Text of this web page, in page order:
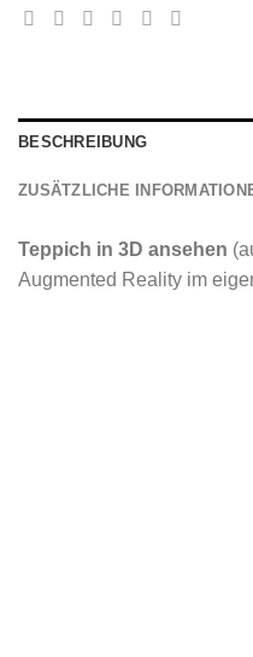
BESCHREIBUNG
ZUSÄTZLICHE
Teppich in 3D ansehen
Augmented Reality im